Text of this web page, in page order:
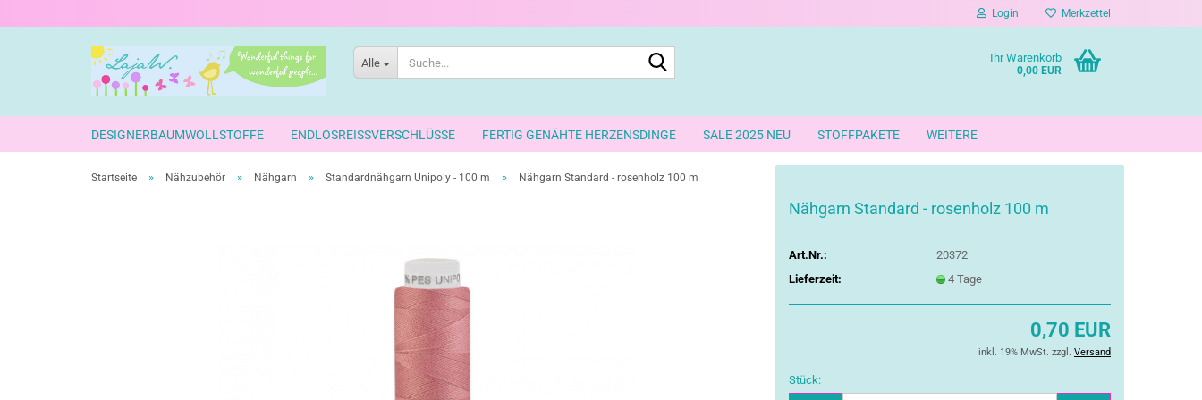
Login Merkzettel
Alle Ihr Warenkorb
0,00 EUR
DESIGNERBAUMWOLLSTOFFE ENDLOSREISSVERSCHLÜSSE FERTIG GENÄHTE HERZENSDINGE SALE 2025 NEU STOFFPAKETE WEITERE
Startseite » Nähzubehör » Nähgarn » Standardnähgarn Unipoly - 100 m » Nähgarn Standard - rosenholz 100 m
Nähgarn Standard - rosenholz 100 m
Art.Nr.:
20372
Lieferzeit:
4 Tage
0,70 EUR
inkl. 19% MwSt. zzgl. Versand
Stück: